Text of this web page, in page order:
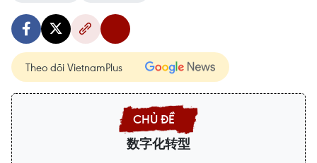
Theo dõi VietnamPlus
数字化转型